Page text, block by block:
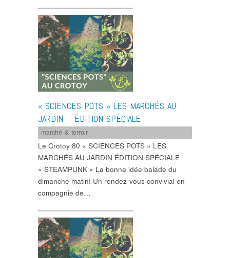
« SCIENCES POTS » LES MARCHÉS AU
JARDIN – ÉDITION SPÉCIALE
marché & terroir
Le Crotoy 80 « SCIENCES POTS » LES
MARCHÉS AU JARDIN ÉDITION SPÉCIALE
« STEAMPUNK » La bonne idée balade du
dimanche matin! Un rendez-vous convivial en
compagnie de…